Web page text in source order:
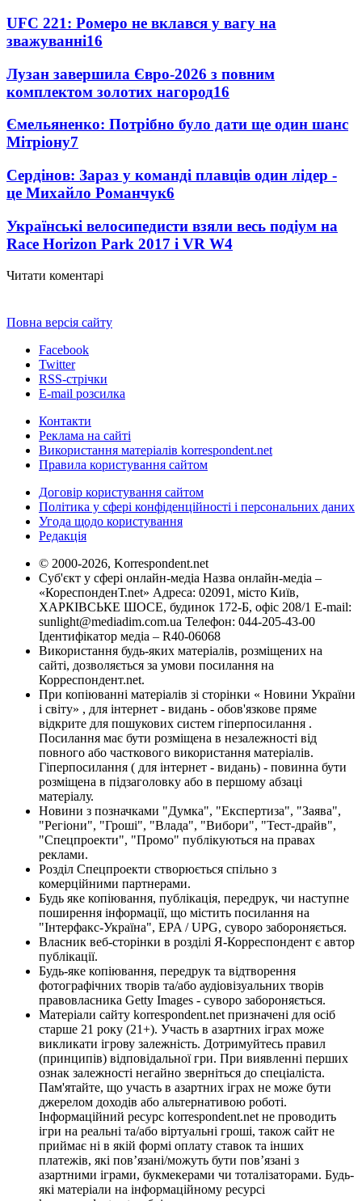
UFC 221: Ромеро не вклався у вагу на
зважуванні16
Лузан завершила Євро-2026 з повним
комплектом золотих нагород16
Ємельяненко: Потрібно було дати ще один шанс
Мітріону7
Сердінов: Зараз у команді плавців один лідер -
це Михайло Романчук6
Українські велосипедисти взяли весь подіум на
Race Horizon Park 2017 і VR W4
Читати коментарі
Повна версія сайту
Facebook
Twitter
RSS-стрічки
E-mail розсилка
Контакти
Реклама на сайті
Використання матеріалів korrespondent.net
Правила користування сайтом
Договір користування сайтом
Політика у сфері конфіденційності і персональних даних
Угода щодо користування
Редакція
© 2000-2026, Korrespondent.net
Суб'єкт у сфері онлайн-медіа Назва онлайн-медіа –
«КореспонденТ.net» Адреса: 02091, місто Київ,
ХАРКІВСЬКЕ ШОСЕ, будинок 172-Б, офіс 208/1 E-mail:
sunlight@mediadim.com.ua Телефон: 044-205-43-00
Ідентифікатор медіа – R40-06068
Використання будь-яких матеріалів, розміщених на
сайті, дозволяється за умови посилання на
Корреспондент.net.
При копіюванні матеріалів зі сторінки « Новини України
і світу» , для інтернет - видань - обов'язкове пряме
відкрите для пошукових систем гіперпосилання .
Посилання має бути розміщена в незалежності від
повного або часткового використання матеріалів.
Гіперпосилання ( для інтернет - видань) - повинна бути
розміщена в підзаголовку або в першому абзаці
матеріалу.
Новини з позначками "Думка", "Експертиза", "Заява",
"Регіони", "Гроші", "Влада", "Вибори", "Тест-драйв",
"Спецпроекти", "Промо" публікуються на правах
реклами.
Розділ Спецпроекти створюється спільно з
комерційними партнерами.
Будь яке копіювання, публікація, передрук, чи наступне
поширення інформації, що містить посилання на
"Інтерфакс-Україна", EPA / UPG, суворо забороняється.
Власник веб-сторінки в розділі Я-Корреспондент є автор
публікації.
Будь-яке копіювання, передрук та відтворення
фотографічних творів та/або аудіовізуальних творів
правовласника Getty Images - суворо забороняється.
Матеріали сайту korrespondent.net призначені для осіб
старше 21 року (21+). Участь в азартних іграх може
викликати ігрову залежність. Дотримуйтесь правил
(принципів) відповідальної гри. При виявленні перших
ознак залежності негайно зверніться до спеціаліста.
Пам'ятайте, що участь в азартних іграх не може бути
джерелом доходів або альтернативою роботі.
Інформаційний ресурс korrespondent.net не проводить
ігри на реальні та/або віртуальні гроші, також сайт не
приймає ні в якій формі оплату ставок та інших
платежів, які пов’язані/можуть бути пов’язані з
азартними іграми, букмекерами чи тоталізаторами. Будь-
які матеріали на інформаційному ресурсі